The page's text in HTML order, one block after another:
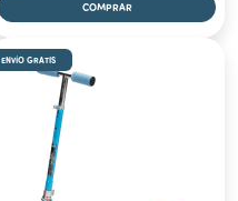
ENVÍO GRATIS